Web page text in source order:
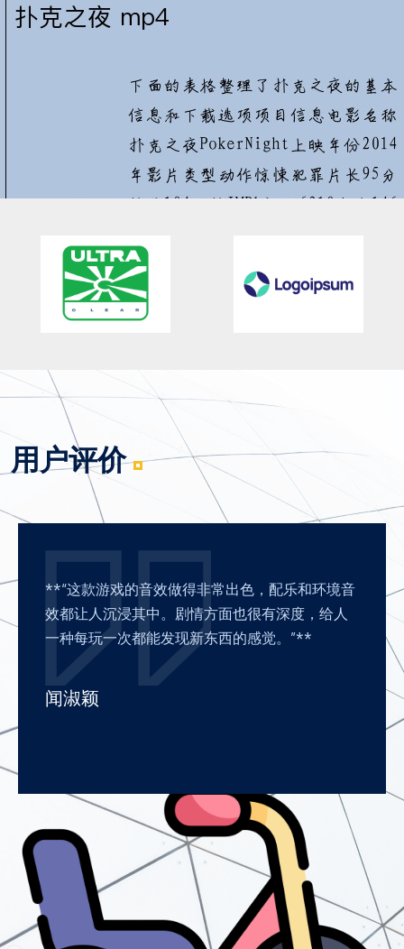
用户评价
**“这款游戏的音效做得非常出色，配乐和环境音
效都让人沉浸其中。剧情方面也很有深度，给人
一种每玩一次都能发现新东西的感觉。”**
闻淑颖